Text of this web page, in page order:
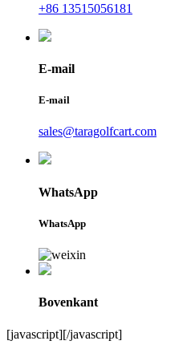
+86 13515056181
E-mail
E-mail
sales@taragolfcart.com
WhatsApp
WhatsApp
Bovenkant
[javascript][/javascript]